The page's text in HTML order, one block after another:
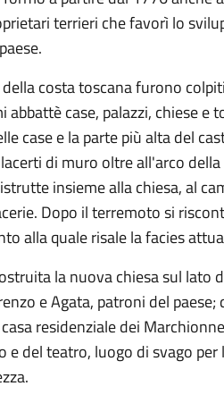
terrieri che favorì lo
costa toscana furono
case, palazzi, chiese e
case e la parte più alta del
di muro oltre all'arco della
insieme alla chiesa, al
Dopo il terremoto si
alla quale risale la facies
la nuova chiesa sul lato
e Agata, patroni del
residenziale dei
del teatro, luogo di svago per